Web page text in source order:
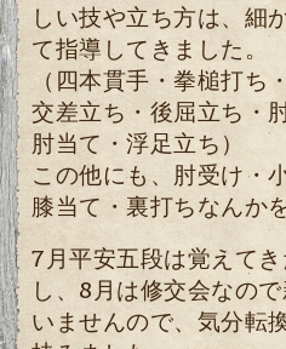
しい技や立ち方は、細
て指導してきました。
（四本貫手・拳槌打ち
交差立ち・後屈立ち・
肘当て・浮足立ち）
この他にも、肘受け・
膝当て・裏打ちなんか
7月平安五段は覚えて
し、8月は修交会なの
いませんので、気分転